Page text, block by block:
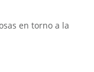
en torno a la